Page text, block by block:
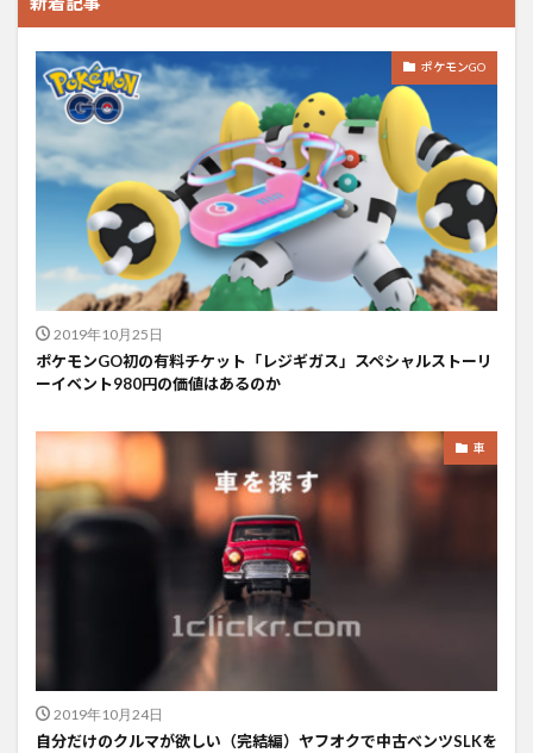
ポケモンGO
2019年10月25日
ポケモンGO初の有料チケット「レジギガス」スペシャルストーリ
ーイベント980円の価値はあるのか
車
2019年10月24日
自分だけのクルマが欲しい（完結編）ヤフオクで中古ベンツSLKを